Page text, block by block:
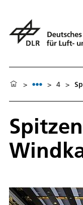
> > 4 >